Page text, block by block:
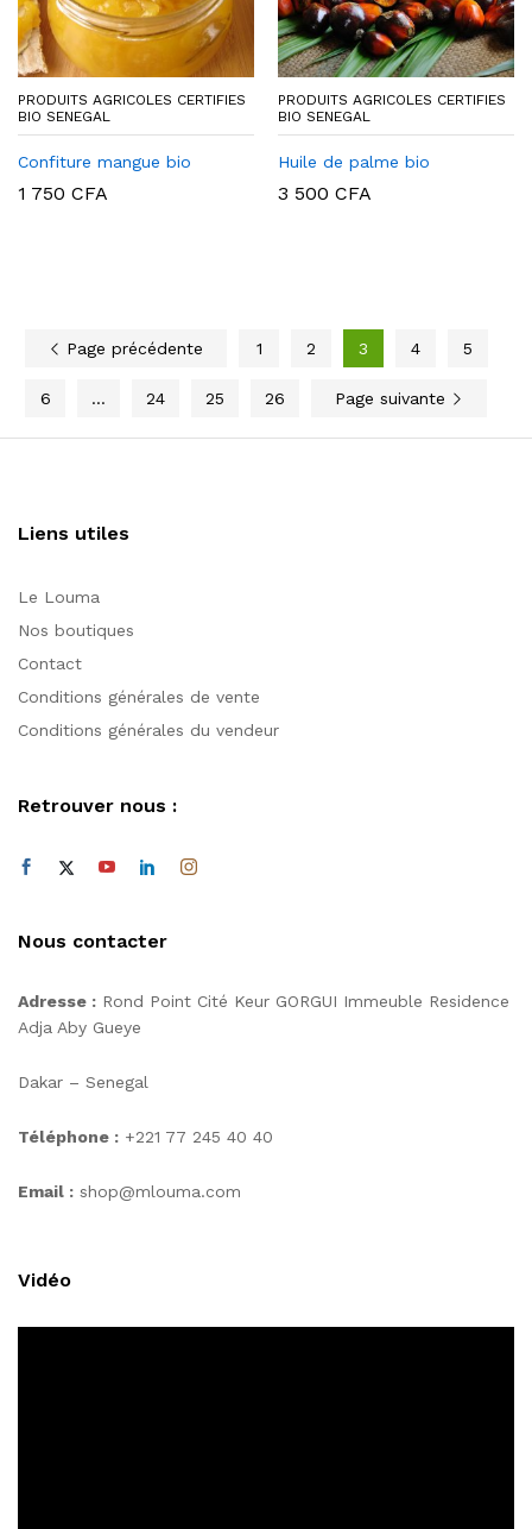
PRODUITS AGRICOLES CERTIFIES
BIO SENEGAL
Confiture mangue bio
1 750 CFA
PRODUITS AGRICOLES CERTIFIES
BIO SENEGAL
Huile de palme bio
3 500 CFA
Page précédente 1 2 3 4 5
6 … 24 25 26 Page suivante
Liens utiles
Le Louma
Nos boutiques
Contact
Conditions générales de vente
Conditions générales du vendeur
Retrouver nous :
Nous contacter
Adresse : Rond Point Cité Keur GORGUI Immeuble Residence
Adja Aby Gueye
Dakar – Senegal
Téléphone : +221 77 245 40 40
Email : shop@mlouma.com
Vidéo